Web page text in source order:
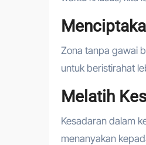
Zona tanpa gawai
untuk beristirahat
Melatih
Kesadaran dalam
menanyakan